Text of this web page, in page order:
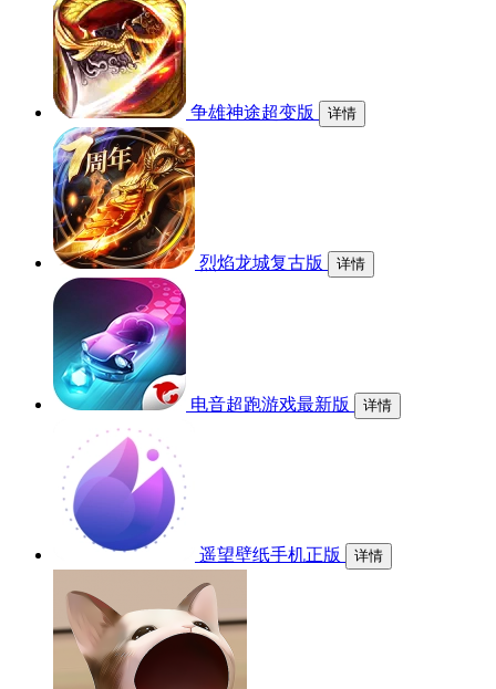
争雄神途超变版 详情
烈焰龙城复古版 详情
电音超跑游戏最新版 详情
遥望壁纸手机正版 详情